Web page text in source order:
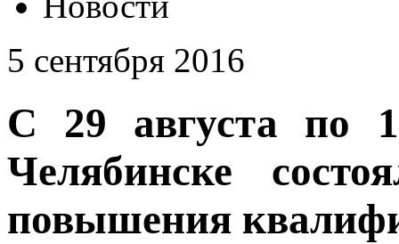
5 сентября 2016
С 29 августа по
Челябинске
повышения